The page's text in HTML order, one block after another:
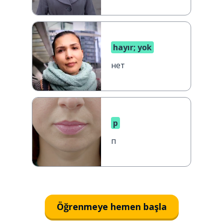
hayır; yok
нет
p
п
Öğrenmeye hemen başla